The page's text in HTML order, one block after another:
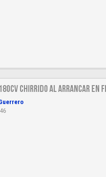
chirrido al arrancar en